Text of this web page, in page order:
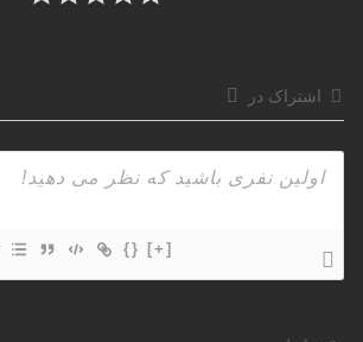
اشتراک در
{} [+]